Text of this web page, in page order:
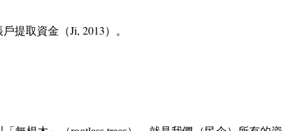
提取資金（Ji, 2013）。